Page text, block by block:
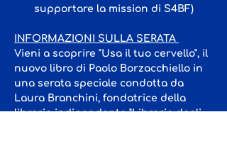
supportare la mission di S4BF)
INFORMAZIONI SULLA SERATA
Vieni a scoprire "Usa il tuo cervello", il
nuovo libro di Paolo Borzacchiello in
una serata speciale condotta da
Laura Branchini, fondatrice della
libreria indipendente "Libreria degli